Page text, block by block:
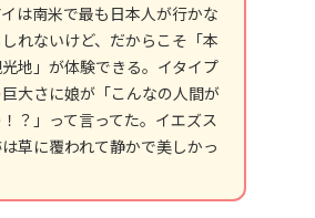
は南米で最も日本人が行かな
れないけど、だからこそ「本
地」が体験できる。イタイプ
大さに娘が「こんなの人間が
？」って言ってた。イエズス
草に覆われて静かで美しかっ